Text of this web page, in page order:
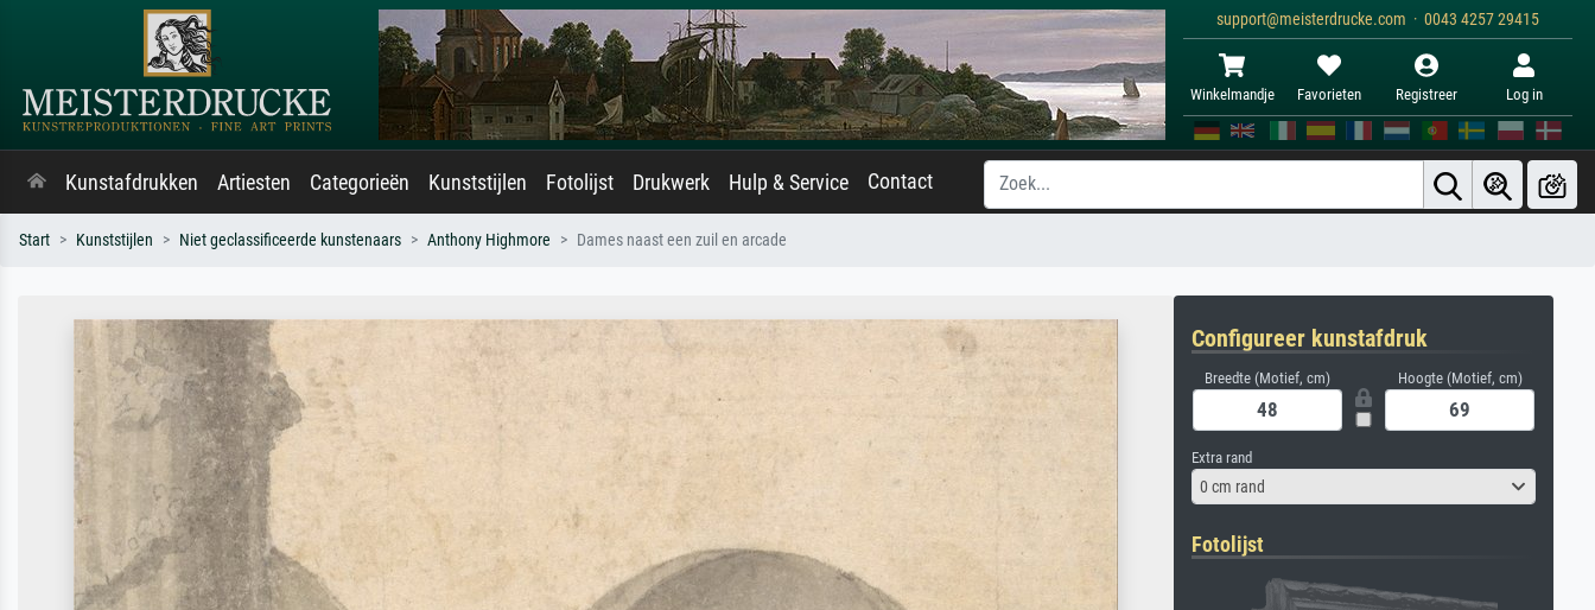
support@meisterdrucke.com · 0043 4257 29415
Winkelmandje Favorieten Registreer Log in
Kunstafdrukken Artiesten Categorieën Kunststijlen Fotolijst Drukwerk Hulp & Service Contact
Start Kunststijlen Niet geclassificeerde kunstenaars Anthony Highmore Dames naast een zuil en arcade
Configureer kunstafdruk
Breedte (Motief, cm) Hoogte (Motief, cm)
Extra rand
0 cm rand
Fotolijst